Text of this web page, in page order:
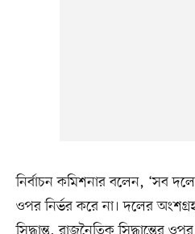
নির্বাচন কমিশনার বলেন, ‘সব
ওপর নির্ভর করে না। দলের